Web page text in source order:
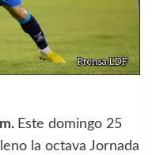
Este domingo 25
la octava Jornada